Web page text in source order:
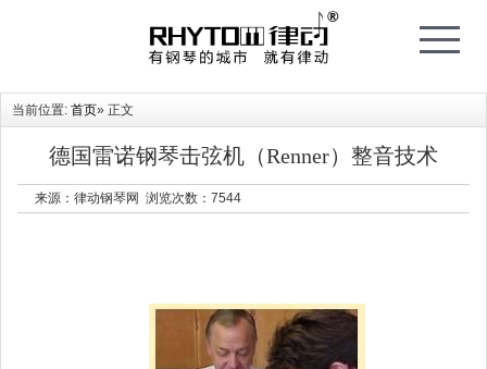
e
i
g
t
o
当前位置: 首页» 正文
德国雷诺钢琴击弦机（Renner）整音技术
来源：律动钢琴网 浏览次数： 7544